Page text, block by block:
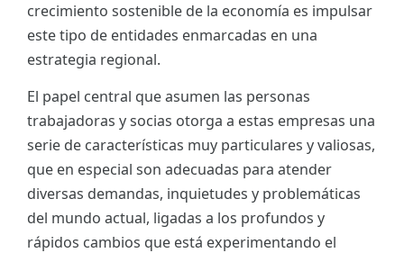
crecimiento sostenible de la economía es impulsar
este tipo de entidades enmarcadas en una
estrategia regional.
El papel central que asumen las personas
trabajadoras y socias otorga a estas empresas una
serie de características muy particulares y valiosas,
que en especial son adecuadas para atender
diversas demandas, inquietudes y problemáticas
del mundo actual, ligadas a los profundos y
rápidos cambios que está experimentando el